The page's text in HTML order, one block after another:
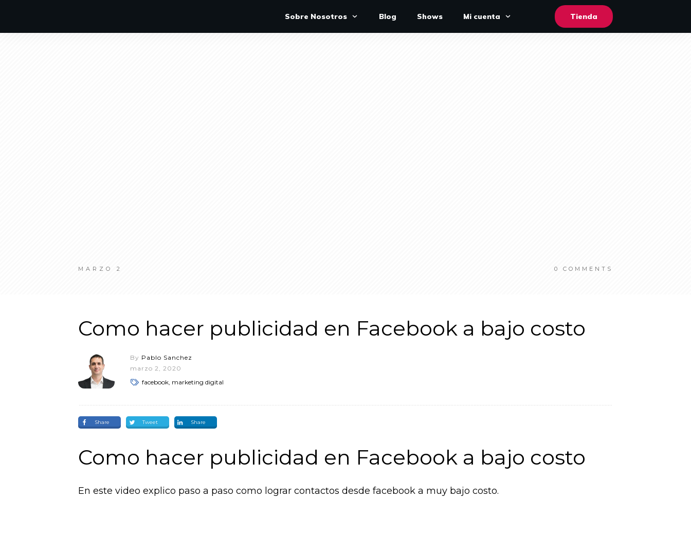
Sobre Nosotros Blog Shows Mi cuenta Tienda
MARZO 2 0 COMMENTS
Como hacer publicidad en Facebook a bajo costo
By Pablo Sanchez
marzo 2, 2020
facebook, marketing digital
Share Tweet Share
Como hacer publicidad en Facebook a bajo costo
En este video explico paso a paso como lograr contactos desde facebook a muy bajo costo.